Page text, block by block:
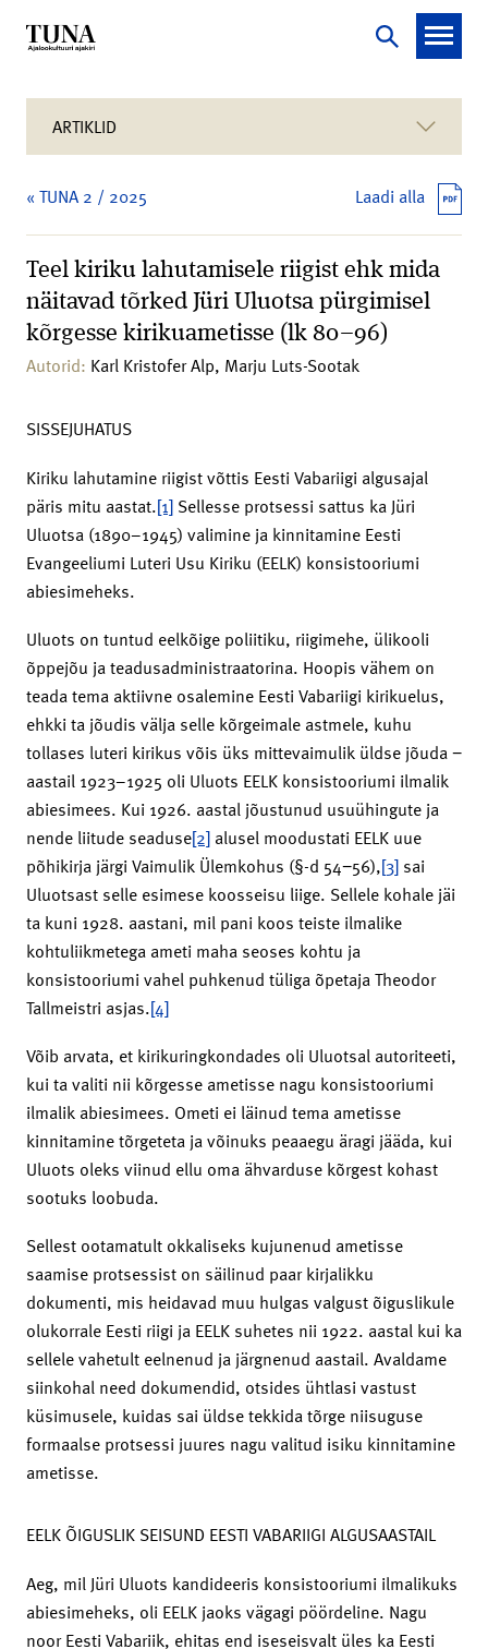
ARTIKLID
« TUNA 2 / 2025 Laadi alla
Teel kiriku lahutamisele riigist ehk mida
näitavad tõrked Jüri Uluotsa pürgimisel
kõrgesse kirikuametisse (lk 80–96)
Autorid: Karl Kristofer Alp, Marju Luts-Sootak
SISSEJUHATUS
Kiriku lahutamine riigist võttis Eesti Vabariigi algusajal
päris mitu aastat.[1] Sellesse protsessi sattus ka Jüri
Uluotsa (1890–1945) valimine ja kinnitamine Eesti
Evangeeliumi Luteri Usu Kiriku (EELK) konsistooriumi
abiesimeheks.
Uluots on tuntud eelkõige poliitiku, riigimehe, ülikooli
õppejõu ja teadusadministraatorina. Hoopis vähem on
teada tema aktiivne osalemine Eesti Vabariigi kirikuelus,
ehkki ta jõudis välja selle kõrgeimale astmele, kuhu
tollases luteri kirikus võis üks mittevaimulik üldse jõuda −
aastail 1923–1925 oli Uluots EELK konsistooriumi ilmalik
abiesimees. Kui 1926. aastal jõustunud usuühingute ja
nende liitude seaduse[2] alusel moodustati EELK uue
põhikirja järgi Vaimulik Ülemkohus (§-d 54−56),[3] sai
Uluotsast selle esimese koosseisu liige. Sellele kohale jäi
ta kuni 1928. aastani, mil pani koos teiste ilmalike
kohtuliikmetega ameti maha seoses kohtu ja
konsistooriumi vahel puhkenud tüliga õpetaja Theodor
Tallmeistri asjas.[4]
Võib arvata, et kirikuringkondades oli Uluotsal autoriteeti,
kui ta valiti nii kõrgesse ametisse nagu konsistooriumi
ilmalik abiesimees. Ometi ei läinud tema ametisse
kinnitamine tõrgeteta ja võinuks peaaegu äragi jääda, kui
Uluots oleks viinud ellu oma ähvarduse kõrgest kohast
sootuks loobuda.
Sellest ootamatult okkaliseks kujunenud ametisse
saamise protsessist on säilinud paar kirjalikku
dokumenti, mis heidavad muu hulgas valgust õiguslikule
olukorrale Eesti riigi ja EELK suhetes nii 1922. aastal kui ka
sellele vahetult eelnenud ja järgnenud aastail. Avaldame
siinkohal need dokumendid, otsides ühtlasi vastust
küsimusele, kuidas sai üldse tekkida tõrge niisuguse
formaalse protsessi juures nagu valitud isiku kinnitamine
ametisse.
EELK ÕIGUSLIK SEISUND EESTI VABARIIGI ALGUSAASTAIL
Aeg, mil Jüri Uluots kandideeris konsistooriumi ilmalikuks
abiesimeheks, oli EELK jaoks vägagi pöördeline. Nagu
noor Eesti Vabariik, ehitas end iseseisvalt üles ka Eesti